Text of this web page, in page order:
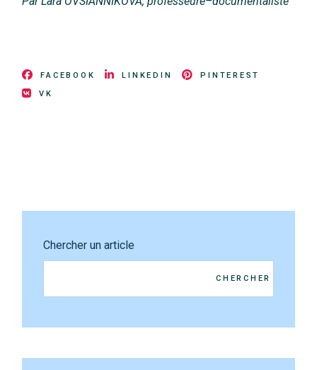
FACEBOOK LINKEDIN
PINTEREST
VK
Chercher un article
CHERCHER